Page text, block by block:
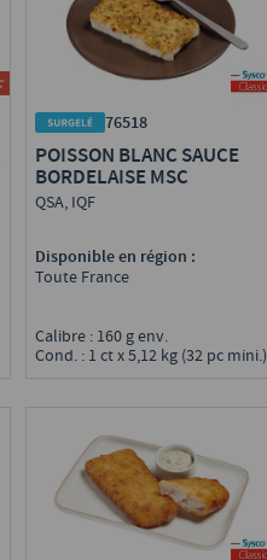
76518
POISSON BLANC SAUCE
BORDELAISE MSC
QSA, IQF
Disponible en région :
Toute France
Calibre : 160 g env.
Cond. : 1 ct x 5,12 kg (32 pc mini.)